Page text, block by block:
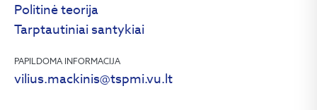
Politinė teorija
Tarptautiniai santykiai
PAPILDOMA INFORMACIJA
vilius.mackinis@tspmi.vu.lt